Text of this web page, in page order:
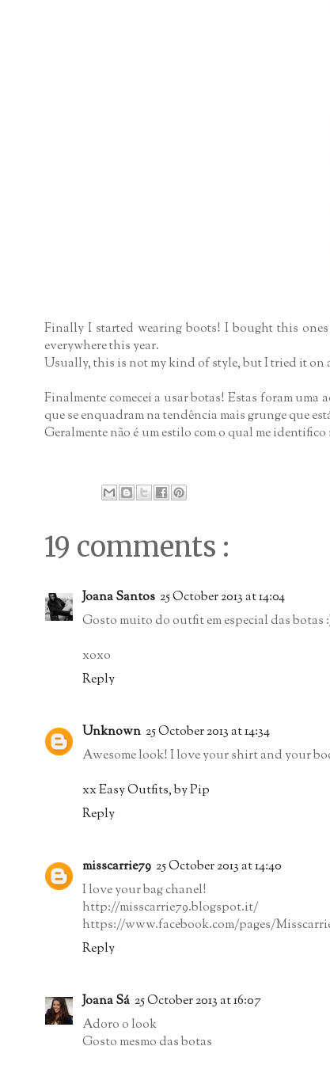
Finally I started wearing boots! I bought this
everywhere this year.
Usually, this is not my kind of style, but I tried it on
Finalmente comecei a usar botas! Estas foram
que se enquadram na tendência mais grunge que
Geralmente não é um estilo com o qual me identifico
19 comments :
Joana Santos 25 October 2013 at 14:04
Gosto muito do outfit em especial das botas
xoxo
Reply
Unknown 25 October 2013 at 14:34
Awesome look! I love your shirt and your
xx Easy Outfits, by Pip
Reply
misscarrie79 25 October 2013 at 14:40
I love your bag chanel!
http://misscarrie79.blogspot.it/
https://www.facebook.com/pages/
Reply
Joana Sá 25 October 2013 at 16:07
Adoro o look
Gosto mesmo das botas